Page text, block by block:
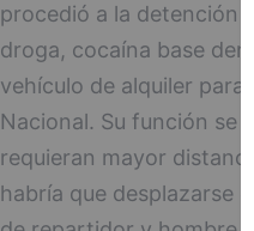
procedió a la detención
droga, cocaína base
vehículo de alquiler para
Nacional. Su función se
requieran mayor
habría que desplazarse